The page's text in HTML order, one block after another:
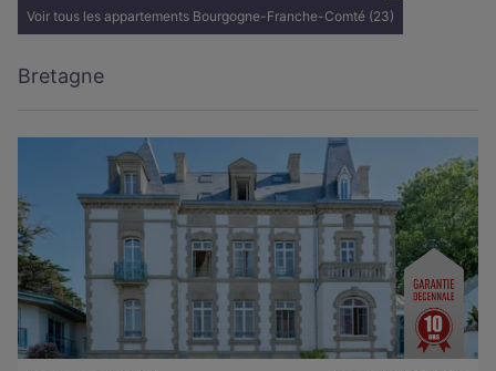
Voir tous les appartements Bourgogne-Franche-Comté (23)
Bretagne